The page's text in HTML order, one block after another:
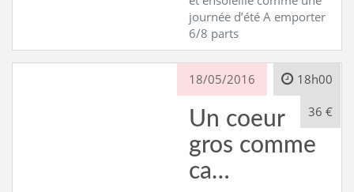
journée d’été A emporter
6/8 parts
18/05/2016 18h00
36 €
Un coeur
gros comme
ca…